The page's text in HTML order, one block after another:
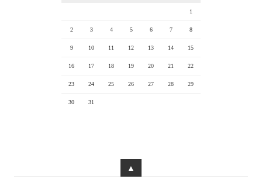
1
2 3 4 5 6 7 8
9 10 11 12 13 14 15
16 17 18 19 20 21 22
23 24 25 26 27 28 29
30 31
▲